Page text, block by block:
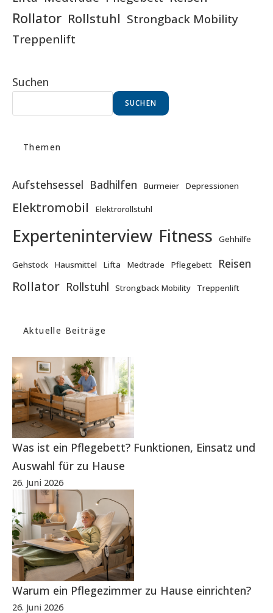
Rollator Rollstuhl Strongback Mobility
Treppenlift
Suchen
SUCHEN
Themen
Aufstehsessel Badhilfen Burmeier Depressionen
Elektromobil Elektrorollstuhl
Experteninterview Fitness Gehhilfe
Gehstock Hausmittel Lifta Medtrade Pflegebett Reisen
Rollator Rollstuhl Strongback Mobility Treppenlift
Aktuelle Beiträge
Was ist ein Pflegebett? Funktionen, Einsatz und
Auswahl für zu Hause
26. Juni 2026
Warum ein Pflegezimmer zu Hause einrichten?
26. Juni 2026